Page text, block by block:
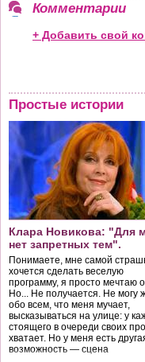
Комментарии
+ Добавить свой
Простые истории
Клара Новикова: "Для
нет запретных тем".
Понимаете, мне самой
хочется сделать веселую
программу, я просто мечтаю
Но... Не получается. Не могу
обо всем, что меня мучает,
высказываться на улице: у
стоящего в очереди своих
хватает. Но у меня есть
возможность — сцена